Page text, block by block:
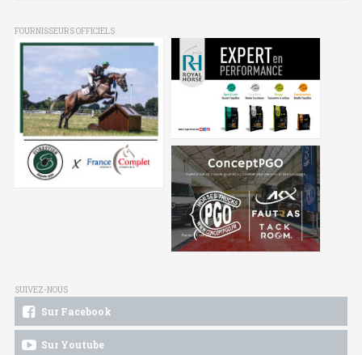
FOURNISSEURS OFFICIELS
SUIVEZ-NOUS
Sur Facebook
Sur Youtube